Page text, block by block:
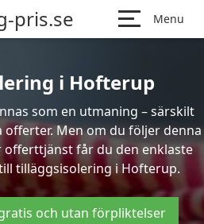
pris.se Menu
i Hofterup
som en utmaning – särskilt
Men om du följer denna
offerttjänst får du den enklaste
tilläggsisolering i Hofterup.
och utan förpliktelser